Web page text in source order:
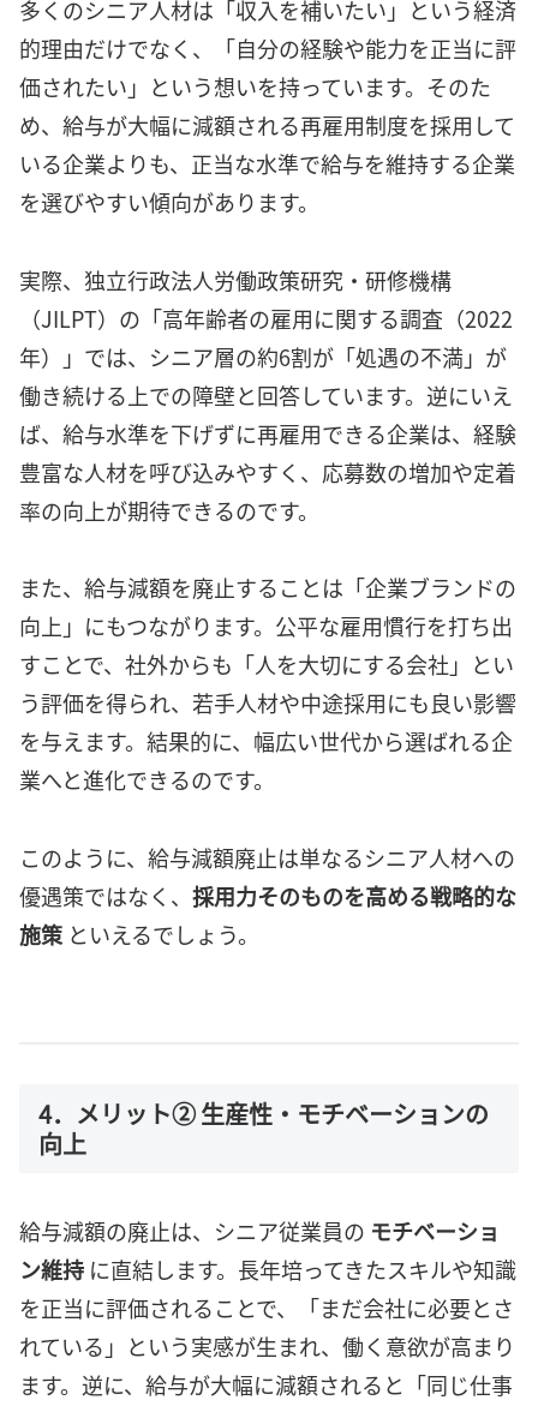
多くのシニア人材は「収入を補いたい」という経済
的理由だけでなく、「自分の経験や能力を正当に評
価されたい」という想いを持っています。そのた
め、給与が大幅に減額される再雇用制度を採用して
いる企業よりも、正当な水準で給与を維持する企業
を選びやすい傾向があります。
実際、独立行政法人労働政策研究・研修機構
（JILPT）の「高年齢者の雇用に関する調査（2022
年）」では、シニア層の約6割が「処遇の不満」が
働き続ける上での障壁と回答しています。逆にいえ
ば、給与水準を下げずに再雇用できる企業は、経験
豊富な人材を呼び込みやすく、応募数の増加や定着
率の向上が期待できるのです。
また、給与減額を廃止することは「企業ブランドの
向上」にもつながります。公平な雇用慣行を打ち出
すことで、社外からも「人を大切にする会社」とい
う評価を得られ、若手人材や中途採用にも良い影響
を与えます。結果的に、幅広い世代から選ばれる企
業へと進化できるのです。
このように、給与減額廃止は単なるシニア人材への
優遇策ではなく、 採用力そのものを高める戦略的な
施策 といえるでしょう。
4．メリット② 生産性・モチベーションの
向上
給与減額の廃止は、シニア従業員の モチベーショ
ン維持 に直結します。長年培ってきたスキルや知識
を正当に評価されることで、「まだ会社に必要とさ
れている」という実感が生まれ、働く意欲が高まり
ます。逆に、給与が大幅に減額されると「同じ仕事